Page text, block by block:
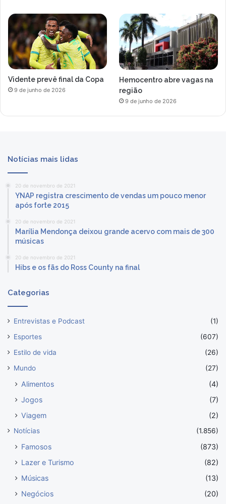
Vidente prevê final da Copa
9 de junho de 2026
Hemocentro abre vagas na
região
9 de junho de 2026
Notícias mais lidas
20 de novembro de 2021
YNAP registra crescimento de vendas um pouco menor
após forte 2015
20 de novembro de 2021
Marília Mendonça deixou grande acervo com mais de 300
músicas
20 de novembro de 2021
Hibs e os fãs do Ross County na final
Categorias
Entrevistas e Podcast
(1)
Esportes
(607)
Estilo de vida
(26)
Mundo
(27)
Alimentos
(4)
Jogos
(7)
Viagem
(2)
Notícias (1.856)
Famosos
(873)
Lazer e Turismo
(82)
Músicas
(13)
Negócios
(20)